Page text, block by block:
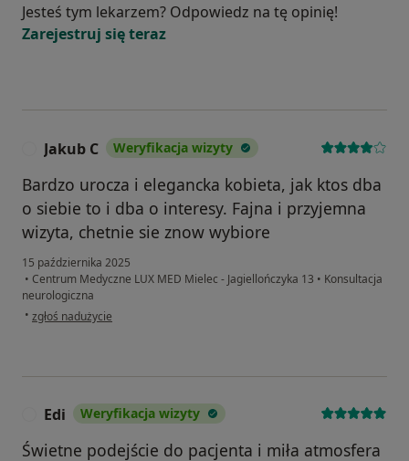
Jesteś tym lekarzem? Odpowiedz na tę opinię!
Zarejestruj się teraz
Jakub C Weryfikacja wizyty
Bardzo urocza i elegancka kobieta, jak ktos dba
o siebie to i dba o interesy. Fajna i przyjemna
wizyta, chetnie sie znow wybiore
15 października 2025
• Centrum Medyczne LUX MED Mielec - Jagiellończyka 13 • Konsultacja
neurologiczna
• w opinii użytkownika Jakub C
zgłoś nadużycie
Edi Weryfikacja wizyty
Świetne podejście do pacjenta i miła atmosfera